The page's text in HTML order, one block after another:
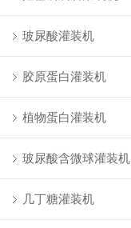
玻尿酸灌装机
胶原蛋白灌装机
植物蛋白灌装机
玻尿酸含微球灌装机
几丁糖灌装机